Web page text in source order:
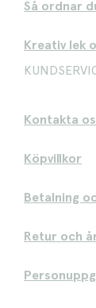
Så ordnar
Kreativ lek
Kontakta
Köpvillkor
Betalning
Retur och